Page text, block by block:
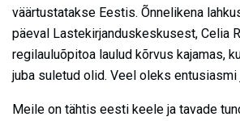
väärtustatakse Eestis. Õnnelikena
päeval Lastekirjanduskeskusest, Celia
regilauluõpitoa laulud kõrvus kajamas,
juba suletud olid. Veel oleks entusiasmi
Meile on tähtis eesti keele ja tavade